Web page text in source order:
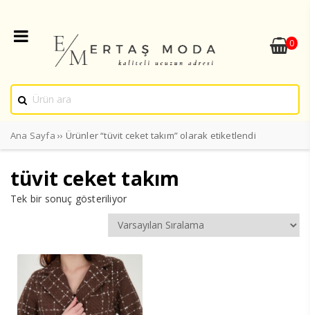
0
Ana Sayfa ›› Ürünler “tüvit ceket takım” olarak etiketlendi
tüvit ceket takım
Tek bir sonuç gösteriliyor